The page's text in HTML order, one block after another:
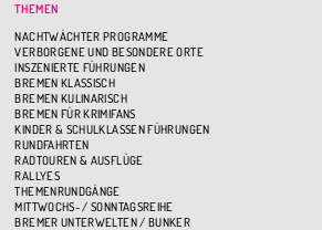
THEMEN
NACHTWÄCHTER PROGRAMME
VERBORGENE UND BESONDERE ORTE
INSZENIERTE FÜHRUNGEN
BREMEN KLASSISCH
BREMEN KULINARISCH
BREMEN FÜR KRIMIFANS
KINDER & SCHULKLASSEN FÜHRUNGEN
RUNDFAHRTEN
RADTOUREN & AUSFLÜGE
RALLYES
THEMENRUNDGÄNGE
MITTWOCHS- / SONNTAGSREIHE
BREMER UNTERWELTEN / BUNKER